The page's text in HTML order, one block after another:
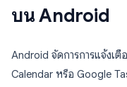
บน Android
Android จัดการการแจ้งเ
Calendar หรือ Google